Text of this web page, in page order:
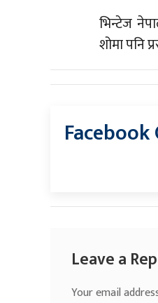
भिन्टेज
शोमा पनि
Leave a
Your email